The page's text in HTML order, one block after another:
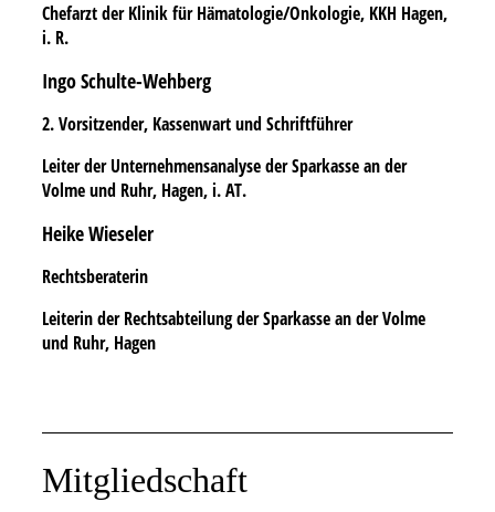
Chefarzt der Klinik für Hämatologie/Onkologie, KKH Hagen,
i. R.
Ingo Schulte-Wehberg
2. Vorsitzender, Kassenwart und Schriftführer
Leiter der Unternehmensanalyse der Sparkasse an der
Volme und Ruhr, Hagen, i. AT.
Heike Wieseler
Rechtsberaterin
Leiterin der Rechtsabteilung der Sparkasse an der Volme
und Ruhr, Hagen
Mitgliedschaft